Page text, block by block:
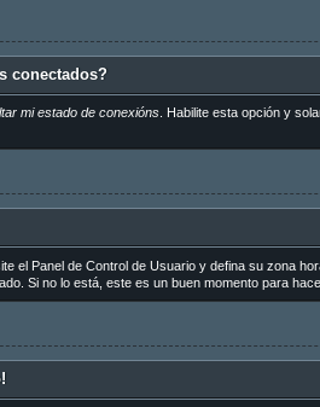
conectados?
mi estado de conexións. Habilite esta opción y
el Panel de Control de Usuario y defina su zona
Si no lo está, este es un buen momento para